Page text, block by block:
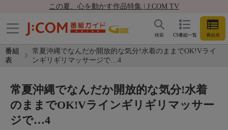
この夏、心を動かす作品特集 | J:COM TV
CS番組一覧 番組表
検索
番組
表
常夏沖縄でなんだか開放的な気分!水着のままでOK!Vライ
ンギリギリマッサージで…4
常夏沖縄でなんだか開放的な気分!水着
のままでOK!Vラインギリギリマッサー
ジで…4